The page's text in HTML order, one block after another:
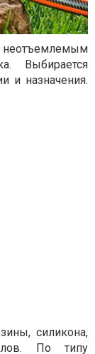
неотъемлемым
Выбирается
и назначения.
силикона,
По типу